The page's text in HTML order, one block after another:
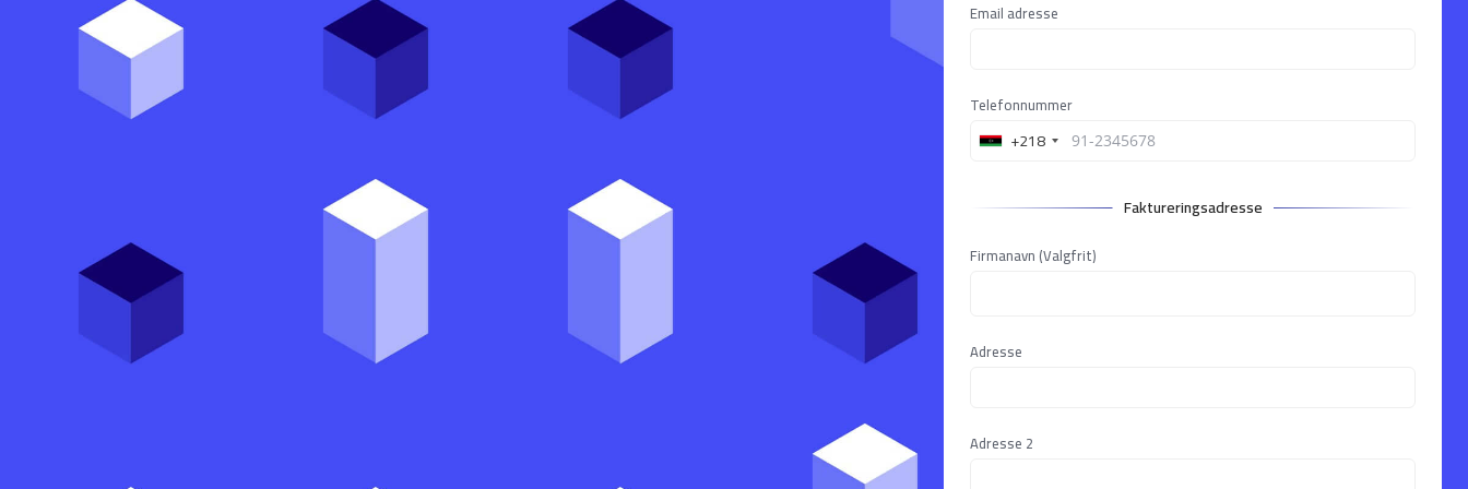
Email adresse
Telefonnummer
+218
Faktureringsadresse
Firmanavn (Valgfrit)
Adresse
Adresse 2